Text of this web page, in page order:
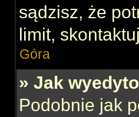
sądzisz, że
limit,
Góra
» Jak
Podobnie jak